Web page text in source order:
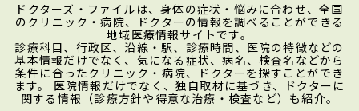
ドクターズ・ファイルは、身体の症状・悩みに合わせ、全国
のクリニック・病院、ドクターの情報を調べることができる
地域医療情報サイトです。
診療科目、行政区、沿線・駅、診療時間、医院の特徴などの
基本情報だけでなく、気になる症状、病名、検査名などから
条件に合ったクリニック・病院、ドクターを探すことができ
ます。 医院情報だけでなく、独自取材に基づき、ドクターに
関する情報（診療方針や得意な治療・検査など）も紹介。